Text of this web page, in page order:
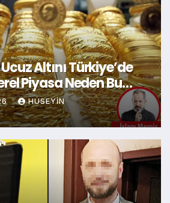
Altını Türkiye’de
Piyasa Neden Bu
HÜSEYIN